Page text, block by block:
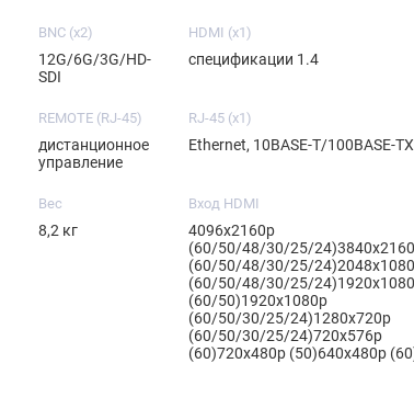
BNC (x2)
12G/6G/3G/HD-
SDI
HDMI (x1)
спецификации 1.4
REMOTE (RJ-45)
дистанционное
управление
RJ-45 (x1)
Ethernet, 10BASE-T/100BASE-TX
Вес
8,2 кг
Вход HDMI
4096x2160p
(60/50/48/30/25/
(60/50/48/30/25/
(60/50/48/30/25/
(60/50)1920x1080p
(60/50/30/25/24)1280x720p
(60/50/30/25/24)720x576p
(60)720x480p (50)640x480p